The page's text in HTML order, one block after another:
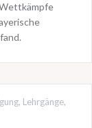
, Lehrgänge,